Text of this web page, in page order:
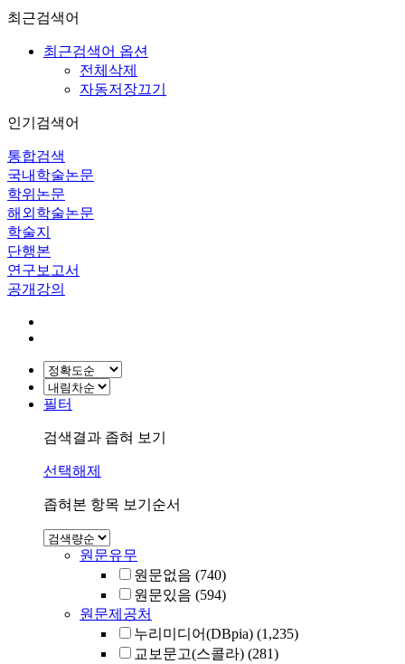
최근검색어
최근검색어 옵션
전체삭제
자동저장끄기
인기검색어
통합검색
국내학술논문
학위논문
해외학술논문
학술지
단행본
연구보고서
공개강의
필터
검색결과 좁혀 보기
선택해제
좁혀본 항목 보기순서
원문유무
원문없음 (740)
원문있음 (594)
원문제공처
누리미디어(DBpia) (1,235)
교보문고(스콜라) (281)